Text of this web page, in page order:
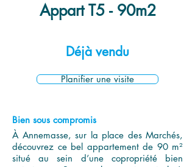
Appart T5 - 90m2
Déjà vendu
Planifier une visite
Bien sous compromis
À Annemasse, sur la place des Marchés,
découvrez ce bel appartement de 90 m²
situé au sein d’une copropriété bien